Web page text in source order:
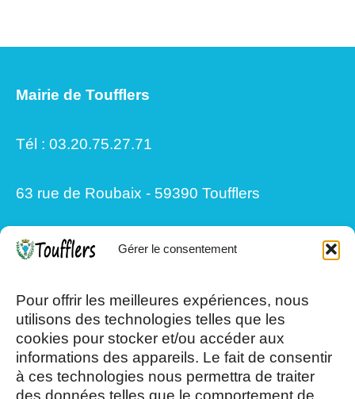
Gérer le consentement
Pour offrir les meilleures expériences, nous
utilisons des technologies telles que les
cookies pour stocker et/ou accéder aux
informations des appareils. Le fait de consentir
à ces technologies nous permettra de traiter
des données telles que le comportement de
Mairie de Toufflers
Tél : 03.20.75.27.71
63 rue de Roubaix - 59390 Toufflers
13h30/17h15
Mercredi et Samedi : 8h- 12h